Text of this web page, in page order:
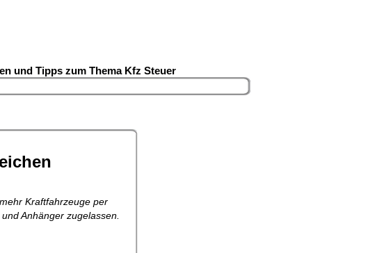
Kraftfahrzeuge per
Anhänger zugelassen.
und Tipps zum Thema Kfz Steuer